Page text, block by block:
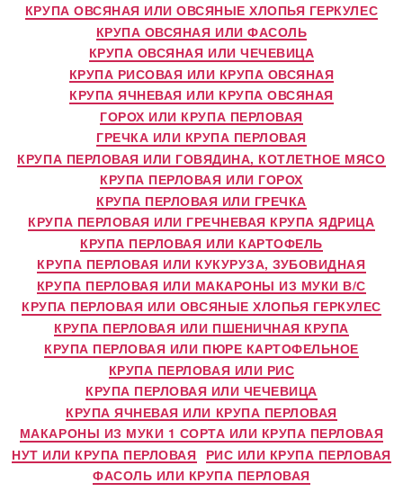
КРУПА ОВСЯНАЯ ИЛИ ОВСЯНЫЕ ХЛОПЬЯ ГЕРКУЛЕС
КРУПА ОВСЯНАЯ ИЛИ ФАСОЛЬ
КРУПА ОВСЯНАЯ ИЛИ ЧЕЧЕВИЦА
КРУПА РИСОВАЯ ИЛИ КРУПА ОВСЯНАЯ
КРУПА ЯЧНЕВАЯ ИЛИ КРУПА ОВСЯНАЯ
ГОРОХ ИЛИ КРУПА ПЕРЛОВАЯ
ГРЕЧКА ИЛИ КРУПА ПЕРЛОВАЯ
КРУПА ПЕРЛОВАЯ ИЛИ ГОВЯДИНА, КОТЛЕТНОЕ МЯСО
КРУПА ПЕРЛОВАЯ ИЛИ ГОРОХ
КРУПА ПЕРЛОВАЯ ИЛИ ГРЕЧКА
КРУПА ПЕРЛОВАЯ ИЛИ ГРЕЧНЕВАЯ КРУПА ЯДРИЦА
КРУПА ПЕРЛОВАЯ ИЛИ КАРТОФЕЛЬ
КРУПА ПЕРЛОВАЯ ИЛИ КУКУРУЗА, ЗУБОВИДНАЯ
КРУПА ПЕРЛОВАЯ ИЛИ МАКАРОНЫ ИЗ МУКИ В/С
КРУПА ПЕРЛОВАЯ ИЛИ ОВСЯНЫЕ ХЛОПЬЯ ГЕРКУЛЕС
КРУПА ПЕРЛОВАЯ ИЛИ ПШЕНИЧНАЯ КРУПА
КРУПА ПЕРЛОВАЯ ИЛИ ПЮРЕ КАРТОФЕЛЬНОЕ
КРУПА ПЕРЛОВАЯ ИЛИ РИС
КРУПА ПЕРЛОВАЯ ИЛИ ЧЕЧЕВИЦА
КРУПА ЯЧНЕВАЯ ИЛИ КРУПА ПЕРЛОВАЯ
МАКАРОНЫ ИЗ МУКИ 1 СОРТА ИЛИ КРУПА ПЕРЛОВАЯ
НУТ ИЛИ КРУПА ПЕРЛОВАЯ РИС ИЛИ КРУПА ПЕРЛОВАЯ
ФАСОЛЬ ИЛИ КРУПА ПЕРЛОВАЯ